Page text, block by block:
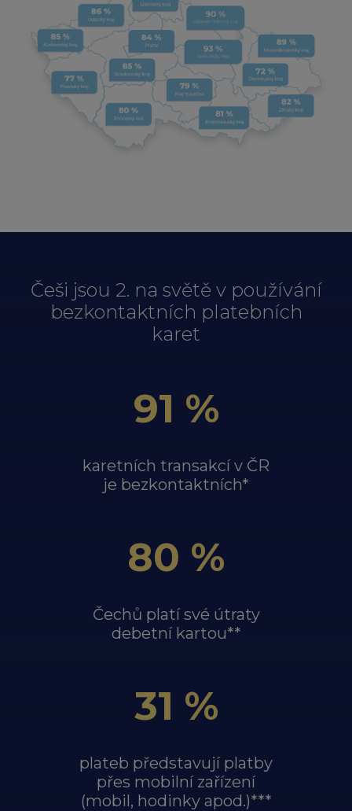
Češi jsou 2. na světě v používání
bezkontaktních platebních
karet
91 %
karetních transakcí v ČR
je bezkontaktních*
80 %
Čechů platí své útraty
debetní kartou**
31 %
plateb představují platby
přes mobilní zařízení
(mobil, hodinky apod.)***